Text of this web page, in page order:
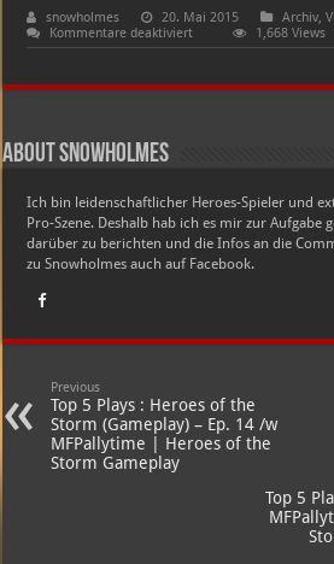
snowholmes 20. Mai 2015 Archiv,
Kommentare deaktiviertfür
Top
3
/w
MFPallytime
|
Heroes
1,668 Views
About snowholmes
Ich bin leidenschaftlicher Heroes-Spieler und
Pro-Szene. Deshalb hab ich es mir zur Aufgabe
darüber zu berichten und die Infos an die
zu Snowholmes auch auf Facebook.
Previous
Top 5 Plays : Heroes of the
Storm (Gameplay) – Ep. 14 /w
MFPallytime | Heroes of the
Storm Gameplay
Top 5